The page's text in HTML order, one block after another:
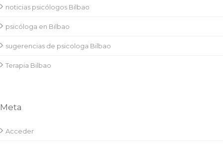
noticias psicólogos Bilbao
psicóloga en Bilbao
sugerencias de psicologa Bilbao
Terapia Bilbao
Meta
Acceder